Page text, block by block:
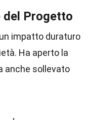
del Progetto
impatto duraturo
Ha aperto la
anche sollevato